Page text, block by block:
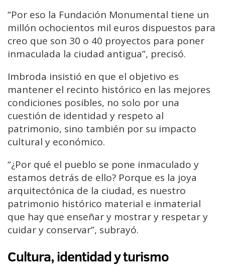
“Por eso la Fundación Monumental tiene un
millón ochocientos mil euros dispuestos para
creo que son 30 o 40 proyectos para poner
inmaculada la ciudad antigua”, precisó.
Imbroda insistió en que el objetivo es
mantener el recinto histórico en las mejores
condiciones posibles, no solo por una
cuestión de identidad y respeto al
patrimonio, sino también por su impacto
cultural y económico.
“¿Por qué el pueblo se pone inmaculado y
estamos detrás de ello? Porque es la joya
arquitectónica de la ciudad, es nuestro
patrimonio histórico material e inmaterial
que hay que enseñar y mostrar y respetar y
cuidar y conservar”, subrayó.
Cultura, identidad y turismo